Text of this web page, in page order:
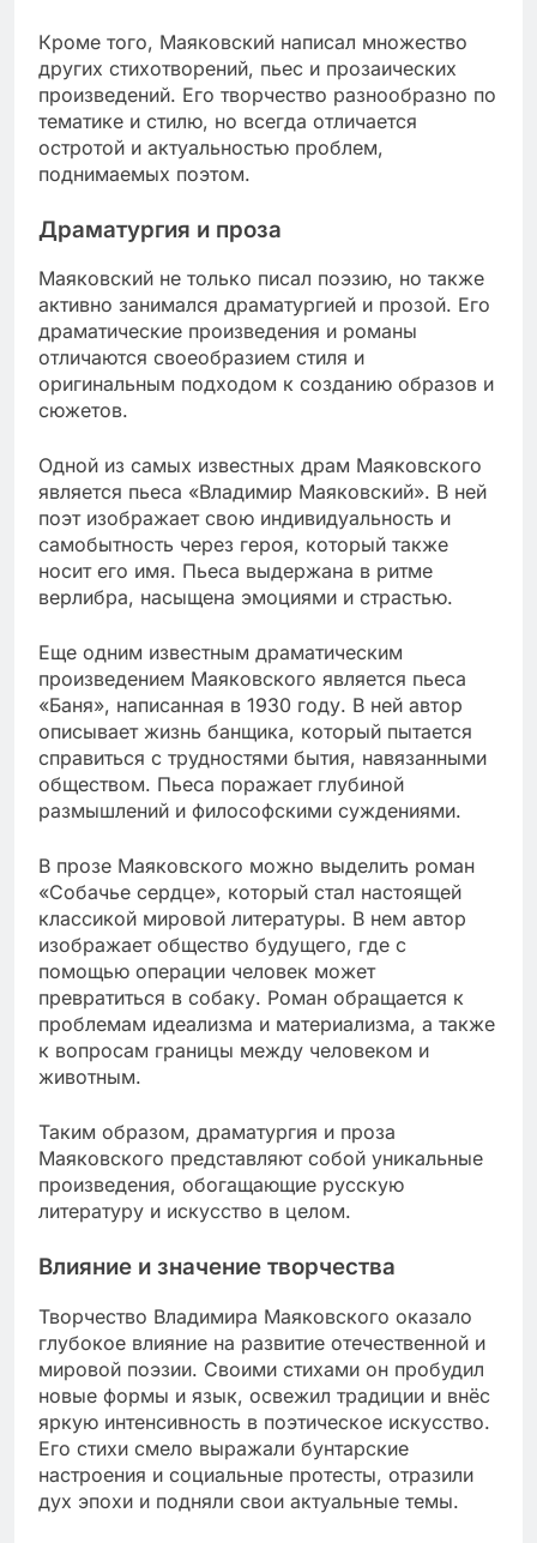
Кроме того, Маяковский написал множество
других стихотворений, пьес и прозаических
произведений. Его творчество разнообразно по
тематике и стилю, но всегда отличается
остротой и актуальностью проблем,
поднимаемых поэтом.
Драматургия и проза
Маяковский не только писал поэзию, но также
активно занимался драматургией и прозой. Его
драматические произведения и романы
отличаются своеобразием стиля и
оригинальным подходом к созданию образов и
сюжетов.
Одной из самых известных драм Маяковского
является пьеса «Владимир Маяковский». В ней
поэт изображает свою индивидуальность и
самобытность через героя, который также
носит его имя. Пьеса выдержана в ритме
верлибра, насыщена эмоциями и страстью.
Еще одним известным драматическим
произведением Маяковского является пьеса
«Баня», написанная в 1930 году. В ней автор
описывает жизнь банщика, который пытается
справиться с трудностями бытия, навязанными
обществом. Пьеса поражает глубиной
размышлений и философскими суждениями.
В прозе Маяковского можно выделить роман
«Собачье сердце», который стал настоящей
классикой мировой литературы. В нем автор
изображает общество будущего, где с
помощью операции человек может
превратиться в собаку. Роман обращается к
проблемам идеализма и материализма, а также
к вопросам границы между человеком и
животным.
Таким образом, драматургия и проза
Маяковского представляют собой уникальные
произведения, обогащающие русскую
литературу и искусство в целом.
Влияние и значение творчества
Творчество Владимира Маяковского оказало
глубокое влияние на развитие отечественной и
мировой поэзии. Своими стихами он пробудил
новые формы и язык, освежил традиции и внёс
яркую интенсивность в поэтическое искусство.
Его стихи смело выражали бунтарские
настроения и социальные протесты, отразили
дух эпохи и подняли свои актуальные темы.